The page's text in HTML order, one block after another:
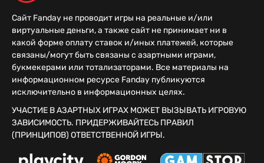
Сайт Fanday не проводит игры на реальные и/или
виртуальные деньги, а также сайт не принимает ни в
какой форме оплату ставок и/иных платежей, которые
связаны/могут быть связаны с азартными играми,
букмекерами или тотализаторами. Все материалы на
информационном ресурсе Fanday публикуются
исключительно в информационных целях.
УЧАСТИЕ В АЗАРТНЫХ ИГРАХ МОЖЕТ ВЫЗЫВАТЬ ИГРОВУЮ
ЗАВИСИМОСТЬ. ПРИДЕРЖИВАЙТЕСЬ ПРАВИЛ
(ПРИНЦИПОВ) ОТВЕТСТВЕННОЙ ИГРЫ.